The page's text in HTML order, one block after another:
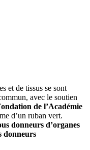
et de tissus se sont
avec le soutien
de l’Académie
d’un ruban vert.
donneurs d’organes
donneurs